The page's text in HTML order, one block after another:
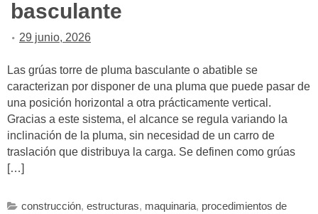
basculante
29 junio, 2026
Las grúas torre de pluma basculante o abatible se
caracterizan por disponer de una pluma que puede pasar de
una posición horizontal a otra prácticamente vertical.
Gracias a este sistema, el alcance se regula variando la
inclinación de la pluma, sin necesidad de un carro de
traslación que distribuya la carga. Se definen como grúas
[…]
construcción, estructuras, maquinaria, procedimientos de